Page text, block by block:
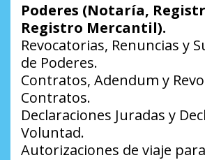
Poderes (Notaría,
Registro Mercantil).
Revocatorias, Renuncias y
de Poderes.
Contratos, Adendum y
Contratos.
Declaraciones Juradas y
Voluntad.
Autorizaciones de viaje